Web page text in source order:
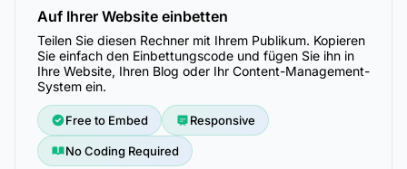
Auf Ihrer Website einbetten
Teilen Sie diesen Rechner mit Ihrem Publikum. Kopieren
Sie einfach den Einbettungscode und fügen Sie ihn in
Ihre Website, Ihren Blog oder Ihr Content-Management-
System ein.
Free to Embed Responsive
No Coding Required